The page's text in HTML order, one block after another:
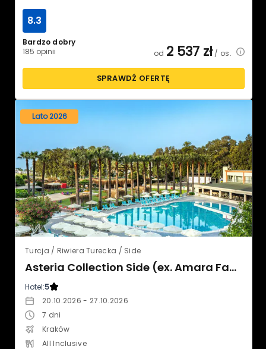
Bardzo dobry
185 opinii
8.3
od 2 537 zł/ os.
SPRAWDŹ OFERTĘ
Lato 2026
Turcja / Riwiera Turecka / Side
Asteria Collection Side (ex. Amara Family Resort)
Hotel:5
20.10.2026 - 27.10.2026
7 dni
Kraków
All Inclusive